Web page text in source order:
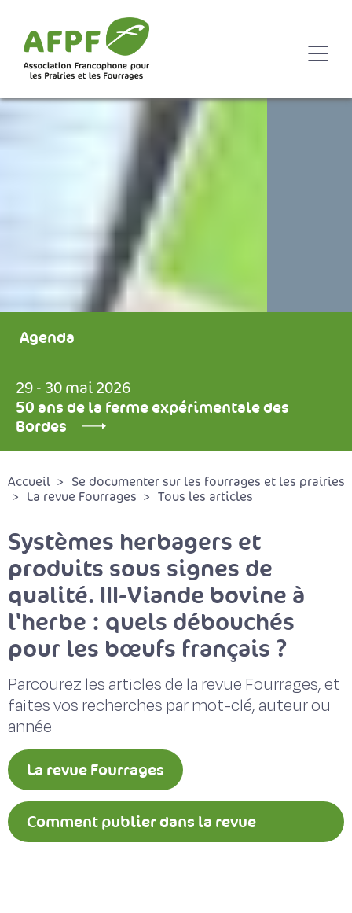
Agenda
29 - 30 mai 2026
50 ans de la ferme expérimentale des
Bordes
Accueil
Se documenter sur les fourrages et les prairies
La revue Fourrages
Tous les articles
Systèmes herbagers et
produits sous signes de
qualité. III-Viande bovine à
l'herbe : quels débouchés
pour les bœufs français ?
Parcourez les articles de la revue Fourrages, et
faites vos recherches par mot-clé, auteur ou
année
La revue Fourrages
Comment publier dans la revue